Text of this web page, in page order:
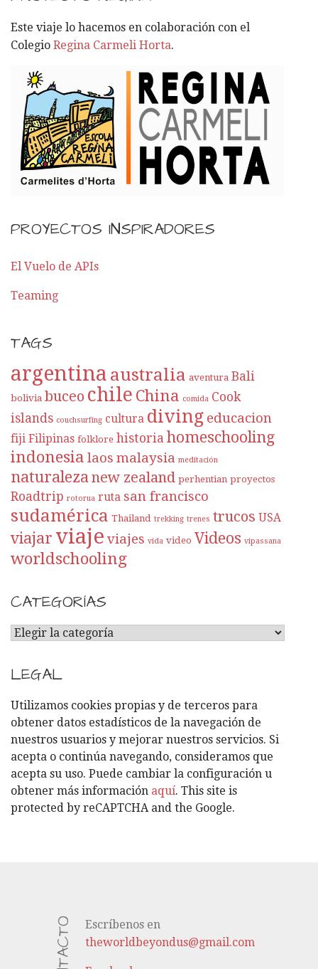
R
:
Este viaje lo hacemos en colaboración con el
Colegio Regina Carmeli Horta.
PROYECTOS INSPIRADORES
El Vuelo de APIs
Teaming
TAGS
argentina australia aventura Bali
bolivia buceo chile China comida Cook
islands couchsurfing cultura diving educacion
fiji Filipinas folklore historia homeschooling
indonesia laos malaysia meditación
naturalezanew zealand perhentian proyectos
Roadtrip rotorua ruta san francisco
sudamérica Thailand trekking trenes trucos USA
viajar viaje viajes vida video Videos vipassana
worldschooling
CATEGORÍAS
C
T
E
G
O
R
Í
A
S
LEGAL
Utilizamos cookies propias y de terceros para
obtener datos estadísticos de la navegación de
nuestros usuarios y mejorar nuestros servicios. Si
acepta o continúa navegando, consideramos que
acepta su uso. Puede cambiar la configuración u
obtener más información aquí. This site is
protected by reCAPTCHA and the Google.
Escríbenos en
theworldbeyondus@gmail.com